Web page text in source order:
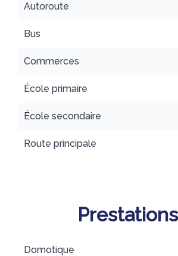
Autoroute
Bus
Commerces
École primaire
École secondaire
Route principale
Prestations
Domotique